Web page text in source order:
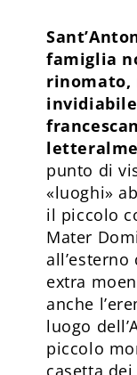
famiglia
rinomato,
punto di
«luoghi»
il piccolo
Mater
extra
anche
luogo
piccolo